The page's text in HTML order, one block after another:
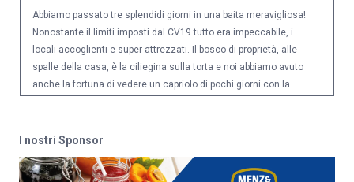
Abbiamo passato tre splendidi giorni in una baita meravigliosa!
Nonostante il limiti imposti dal CV19 tutto era impeccabile, i
locali accoglienti e super attrezzati. Il bosco di proprietà, alle
spalle della casa, è la ciliegina sulla torta e noi abbiamo avuto
anche la fortuna di vedere un capriolo di pochi giorni con la
Data
11/02/2020
Claudia
I nostri Sponsor